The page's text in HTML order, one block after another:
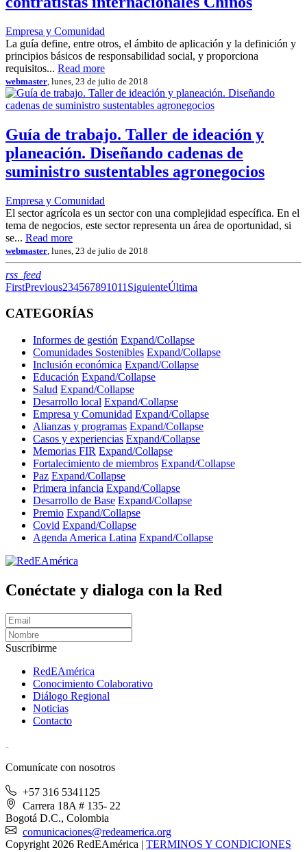
Empresa y Comunidad
La guía define, entre otros, el ámbito de aplicación y la definición y
principios básicos de responsabilidad social, y proporciona
requisitos... Read more
webmaster , lunes, 23 de julio de 2018
Guía de trabajo. Taller de ideación y
planeación. Diseñando cadenas de
suministro sustentables agronegocios
Empresa y Comunidad
El sector agrícola es un sector con una complejidad específica. En el
tema de negocios, este sector representa un área de oportunidad, si
se... Read more
webmaster , lunes, 23 de julio de 2018
rss_feedRSS
FirstPrevious234567891011 SiguienteÚltima
CATEGORÍAS
Informes de gestión Expand/Collapse
Comunidades Sostenibles Expand/Collapse
Inclusión económica Expand/Collapse
Educación Expand/Collapse
Salud Expand/Collapse
Desarrollo local Expand/Collapse
Empresa y Comunidad Expand/Collapse
Alianzas y programas Expand/Collapse
Casos y experiencias Expand/Collapse
Memorias FIR Expand/Collapse
Fortalecimiento de miembros Expand/Collapse
Paz Expand/Collapse
Primera infancia Expand/Collapse
Desarrollo de Base Expand/Collapse
Premio Expand/Collapse
Covid Expand/Collapse
Agenda America Latina Expand/Collapse
Conéctate y dialoga con la Red
Suscribirme
RedEAmérica
Conocimiento Colaborativo
Diálogo Regional
Noticias
Contacto
Comunícate con nosotros
+57 316 5341125
Carrera 18A # 135- 22
Bogotá D.C., Colombia
comunicaciones@redeamerica.org
Copyright 2026 RedEAmérica | TERMINOS Y CONDICIONES